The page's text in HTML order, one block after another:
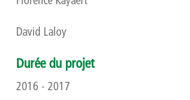
David Laloy
Durée du projet
2016 - 2017